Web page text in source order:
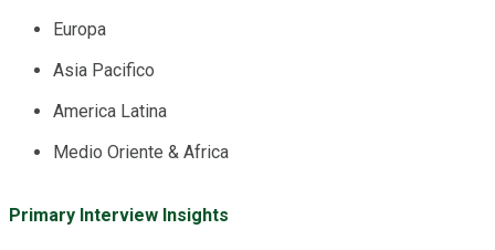
Europa
Asia Pacifico
America Latina
Medio Oriente & Africa
Primary Interview Insights